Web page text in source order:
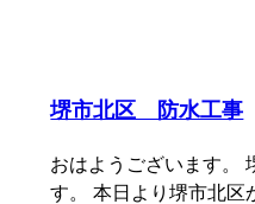
堺市北区 防水工事
おはようございます
す。 本日より堺市北